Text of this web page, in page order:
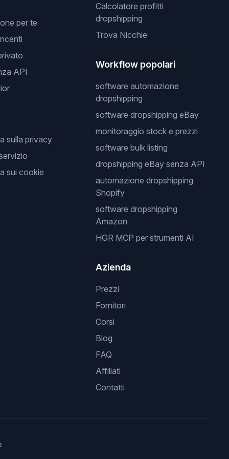
per te
API
sulla privacy
sui cookie
Calcolatore profitti
dropshipping
Trova Nicchie
Workflow popolari
software automazione
dropshipping
software dropshipping eBay
monitoraggio stock e prezzi
software bulk listing
dropshipping eBay senza API
automazione dropshipping
Shopify
software dropshipping
Amazon
HGR MCP per strumenti AI
Azienda
Prezzi
Fornitori
Corsi
Blog
FAQ
Affiliati
Contatti